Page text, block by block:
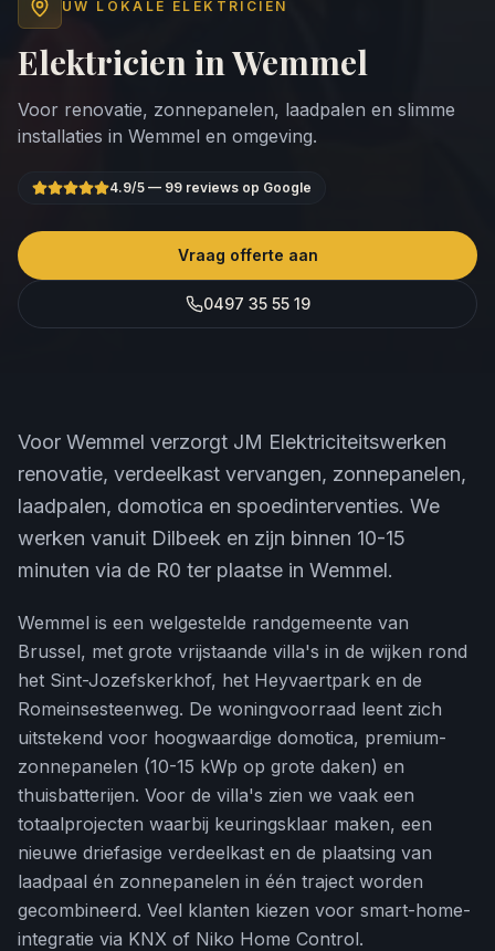
UW LOKALE ELEKTRICIEN
Elektricien in Wemmel
Voor renovatie, zonnepanelen, laadpalen en slimme
installaties in Wemmel en omgeving.
4.9/5 — 99 reviews op Google
Vraag offerte aan
0497 35 55 19
Voor Wemmel verzorgt JM Elektriciteitswerken
renovatie, verdeelkast vervangen, zonnepanelen,
laadpalen, domotica en spoedinterventies. We
werken vanuit Dilbeek en zijn binnen 10-15
minuten via de R0 ter plaatse in Wemmel.
Wemmel is een welgestelde randgemeente van
Brussel, met grote vrijstaande villa's in de wijken rond
het Sint-Jozefskerkhof, het Heyvaertpark en de
Romeinsesteenweg. De woningvoorraad leent zich
uitstekend voor hoogwaardige domotica, premium-
zonnepanelen (10-15 kWp op grote daken) en
thuisbatterijen. Voor de villa's zien we vaak een
totaalprojecten waarbij keuringsklaar maken, een
nieuwe driefasige verdeelkast en de plaatsing van
laadpaal én zonnepanelen in één traject worden
gecombineerd. Veel klanten kiezen voor smart-home-
integratie via KNX of Niko Home Control.